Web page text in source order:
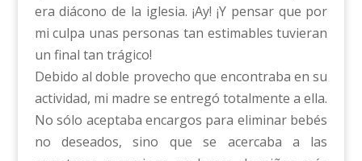
era diácono de la iglesia. ¡Ay! ¡Y pensar que por
mi culpa unas personas tan estimables tuvieran
un final tan trágico!
Debido al doble provecho que encontraba en su
actividad, mi madre se entregó totalmente a ella.
No sólo aceptaba encargos para eliminar bebés
no deseados, sino que se acercaba a las